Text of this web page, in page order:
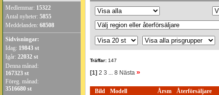
Medlemmar: 15322
Antal nyheter: 5855
Meddelanden: 68508
Sidvisningar:
Idag: 19843 st
Igår: 22032 st
Denna månad:
167323 st
Föreg. månad:
3516680 st
Träffar: 147
[1] 2 3 8 Nästa »
Bild Modell Årsm Återförsäljare